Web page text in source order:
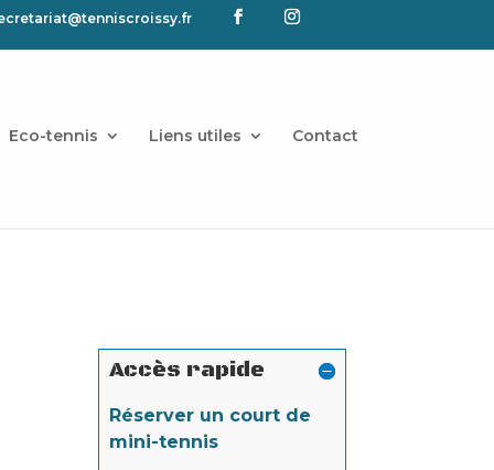
Eco-tennis Liens utiles Contact
Accès rapide
Réserver un court de
mini-tennis